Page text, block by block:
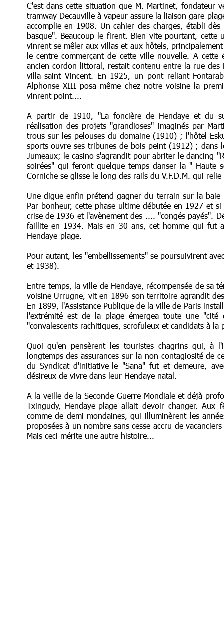
C'est dans cette situation que M. Martinet,
tramway Decauville à vapeur assure la liaison gare-
accomplie en 1908. Un cahier des charges, établi
basque". Beaucoup le firent. Bien vite pourtant,
vinrent se mêler aux villas et aux hôtels,
le centre commerçant de cette ville nouvelle. A
ancien cordon littoral, restait contenu entre la rue
villa saint Vincent. En 1925, un pont reliant
Alphonse XIII posa même chez notre voisine la
vinrent point....
A partir de 1910, "La foncière de Hendaye et du
réalisation des projets "grandioses" imaginés par
trous sur les pelouses du domaine (1910) ; l'hôtel
sports ouvre ses tribunes de bois peint (1912) ; dans
Jumeaux; le casino s'agrandit pour abriter le dancing
soirées" qui feront quelque temps danser la " Haute
Corniche se glisse le long des rails du V.F.D.M. qui
Une digue enfin prétend gagner du terrain sur la
Par bonheur, cette phase ultime débutée en 1927 et
crise de 1936 et l'avènement des .... "congés payés".
faillite en 1934. Mais en 30 ans, cet homme qui fut
Hendaye-plage.
Pour autant, les "embellissements" se poursuivirent
et 1938).
Entre-temps, la ville de Hendaye, récompensée de sa
voisine Urrugne, vit en 1896 son territoire agrandit
En 1899, l'Assistance Publique de la ville de Paris
l'extrémité est de la plage émergea toute une
"convalescents rachitiques, scrofuleux et candidats à la
Quoi qu'en pensèrent les touristes chagrins qui, à
longtemps des assurances sur la non-contagiosité de
du Syndicat d'initiative-le "Sana" fut et demeure,
désireux de vivre dans leur Hendaye natal.
A la veille de la Seconde Guerre Mondiale et déjà
Txingudy, Hendaye-plage allait devoir changer.
comme de demi-mondaines, qui illuminèrent les
proposées à un nombre sans cesse accru de
Mais ceci mérite une autre histoire...